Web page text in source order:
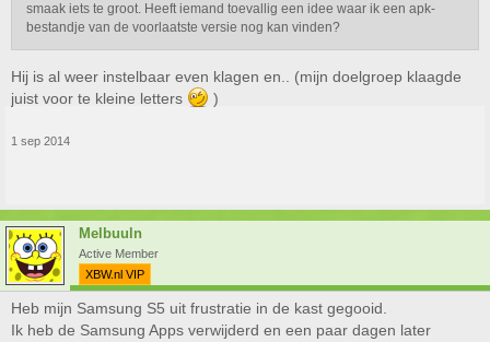
smaak iets te groot. Heeft iemand toevallig een idee waar ik een apk-
bestandje van de voorlaatste versie nog kan vinden?
Hij is al weer instelbaar even klagen en.. (mijn doelgroep klaagde
juist voor te kleine letters
)
1 sep 2014
Melbuuln
Active Member
XBW.nl VIP
Heb mijn Samsung S5 uit frustratie in de kast gegooid.
Ik heb de Samsung Apps verwijderd en een paar dagen later